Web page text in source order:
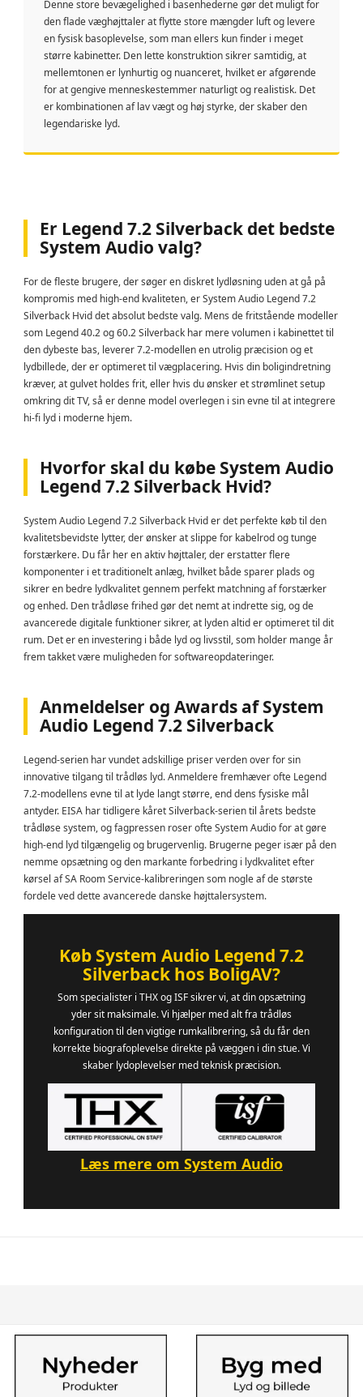
Denne store bevægelighed i basenhederne gør det muligt for
den flade væghøjttaler at flytte store mængder luft og levere
en fysisk basoplevelse, som man ellers kun finder i meget
større kabinetter. Den lette konstruktion sikrer samtidig, at
mellemtonen er lynhurtig og nuanceret, hvilket er afgørende
for at gengive menneskestemmer naturligt og realistisk. Det
er kombinationen af lav vægt og høj styrke, der skaber den
legendariske lyd.
Er Legend 7.2 Silverback det bedste
System Audio valg?
For de fleste brugere, der søger en diskret lydløsning uden at gå på
kompromis med high-end kvaliteten, er System Audio Legend 7.2
Silverback Hvid det absolut bedste valg. Mens de fritstående modeller
som Legend 40.2 og 60.2 Silverback har mere volumen i kabinettet til
den dybeste bas, leverer 7.2-modellen en utrolig præcision og et
lydbillede, der er optimeret til vægplacering. Hvis din boligindretning
kræver, at gulvet holdes frit, eller hvis du ønsker et strømlinet setup
omkring dit TV, så er denne model overlegen i sin evne til at integrere
hi-fi lyd i moderne hjem.
Hvorfor skal du købe System Audio
Legend 7.2 Silverback Hvid?
System Audio Legend 7.2 Silverback Hvid er det perfekte køb til den
kvalitetsbevidste lytter, der ønsker at slippe for kabelrod og tunge
forstærkere. Du får her en aktiv højttaler, der erstatter flere
komponenter i et traditionelt anlæg, hvilket både sparer plads og
sikrer en bedre lydkvalitet gennem perfekt matchning af forstærker
og enhed. Den trådløse frihed gør det nemt at indrette sig, og de
avancerede digitale funktioner sikrer, at lyden altid er optimeret til dit
rum. Det er en investering i både lyd og livsstil, som holder mange år
frem takket være muligheden for softwareopdateringer.
Anmeldelser og Awards af System
Audio Legend 7.2 Silverback
Legend-serien har vundet adskillige priser verden over for sin
innovative tilgang til trådløs lyd. Anmeldere fremhæver ofte Legend
7.2-modellens evne til at lyde langt større, end dens fysiske mål
antyder. EISA har tidligere kåret Silverback-serien til årets bedste
trådløse system, og fagpressen roser ofte System Audio for at gøre
high-end lyd tilgængelig og brugervenlig. Brugerne peger især på den
nemme opsætning og den markante forbedring i lydkvalitet efter
kørsel af SA Room Service-kalibreringen som nogle af de største
fordele ved dette avancerede danske højttalersystem.
Køb System Audio Legend 7.2
Silverback hos BoligAV?
Som specialister i THX og ISF sikrer vi, at din opsætning
yder sit maksimale. Vi hjælper med alt fra trådløs
konfiguration til den vigtige rumkalibrering, så du får den
korrekte biografoplevelse direkte på væggen i din stue. Vi
skaber lydoplevelser med teknisk præcision.
Læs mere om System Audio